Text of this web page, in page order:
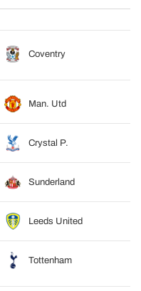
Coventry
Man. Utd
Crystal P.
Sunderland
Leeds United
Tottenham